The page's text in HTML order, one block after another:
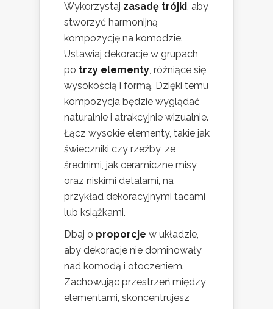
Wykorzystaj zasadę trójki, aby
stworzyć harmonijną
kompozycję na komodzie.
Ustawiaj dekoracje w grupach
po trzy elementy, różniące się
wysokością i formą. Dzięki temu
kompozycja będzie wyglądać
naturalnie i atrakcyjnie wizualnie.
Łącz wysokie elementy, takie jak
świeczniki czy rzeźby, ze
średnimi, jak ceramiczne misy,
oraz niskimi detalami, na
przykład dekoracyjnymi tacami
lub książkami.
Dbaj o proporcje w układzie,
aby dekoracje nie dominowały
nad komodą i otoczeniem.
Zachowując przestrzeń między
elementami, skoncentrujesz